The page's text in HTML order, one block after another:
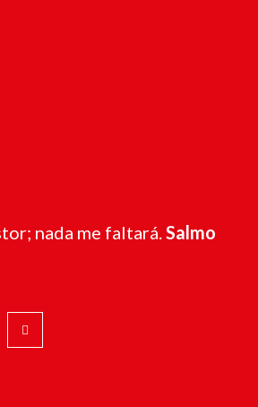
nada me faltará. Salmo